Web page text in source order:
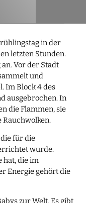
in der
letzten Stunden.
Vor der Stadt
und
Im Block 4 des
ausgebrochen. In
die Flammen, sie
Rauchwolken.
für die
wurde.
hat, die im
Energie gehört die
zur Welt. Es gibt